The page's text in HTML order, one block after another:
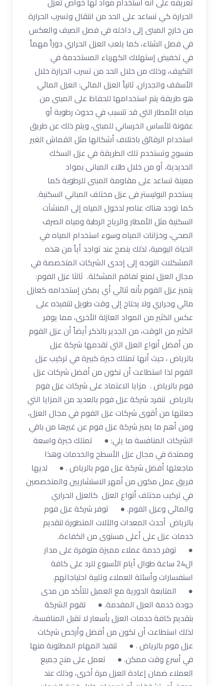
الحرارة كي تساعد على الحد من انتقال وتسرب الحرارة
من خارج المبنى إلى داخله في فصل الصيف والعكس
في فصل الشتاء، كما يلعب العزل الحراري دوراً مهماً
في تخفيض إستهلاك الكهرباء المستخدمة في
التكييف، وذلك من خلال الحد من تسرب الحرارة خلال
الأسقف والجدران. ثانياً العزل المائي: العزل المائي
هو طريقة يتم استخدامها للحفاظ على المبنى من
مياه الأمطار التي قد تتسبب في حدوث رطوبة أو
عفونة للأساس الخرساني للمبنى، ويتم ذلك عن طريق
استخدام الرقائق باختلاف أشكالها مثل القماش الغير
منسوج وتستخدم تلك الطريقة في عزل السكك
الحديدية، أو من خلال طلاء المبانى بمواد
معينة تساعد على مقاومة المبنى للرطوبة كما
يستخدم البوليستر فى عزل مختلف المباني السكنية.
كما توجد هناك عناصر لدخول المياه إلى المنشآت
السكنية مثل الأمطار والرياح الرطبة ومياه الصرف
الصحي، وخزانات المياه وسوء استخدام المياه في
الحياة اليومية، لذلك ينصح عند تواجد أياً من هذه
المشكلات التوجه إلى إحدى الشركات المتخصصة في
مجال العزل لمنع تفاقم المشكلة. ثالثا عزل الفوم:
يتميز عزل الفوم بأنه ثنائي أي يمكن إستخدامه كعازل
مائي وحراري ولا يحتاج إلى وقت طويل لتنفيذه على
عكس الكثير من المواد العازلة الأخرى، مما يوفر
الكثير من الوقت، من الجدير بالذكر أيضاً أن عزل الفوم
من أفضل أنواع العزل التي تقدمها شركة عزل
بالرياض ، حيث أنها تمتلك خبرة كبيرة في تركيب عزل
الفوم لذا استطاعت أن تكون من أفضل شركات عزل
فوم بالرياض . مزايا الاعتماد على شركات عزل فوم
بالرياض تنفرد شركة عزل فوم بالعديد من المزايا التي
جعلتها من أقوى شركات عزل الفوم في مجال العزل،
ومن أهم ما يميز شركة عزل فوم عن غيرها من باقي
الشركات المنافسة ما يلي: ● تمتلك خبرة واسعة
وممتدة في مجال عزل الأسطح والخدمات وهذا
ماجعلها أفضل شركة عزل فوم بالرياض . ● لديها
فريق عمل مكون من أمهر الاستشاريين والمتخصصين
في تركيب مختلف أنواع العزل كالعزل الحراري
والمائي وعزل الفوم. ● توفر شركة عزل فوم
بالرياض أحدث المعدات والآلات المتطورة لتقديم
خدمات عزل على أعلى مستوى من الكفاءة.
● توفر خدمة عملاء مميزة متوفرة على مدار
ال24 ساعة طوال أيام الأسبوع للرد على كافة
استفسارات وأسئلة العملاء وتلبية احتياجاتهم.
● المتابعة الدورية مع العميل للتأكد من مدى
جودة خدمة العزل المقدمة. ● تقوم الشركة
بتقديم كافة خدمات العزل بأسعار لا تقبل المنافسة،
لذلك استطاعت أن تكون من أفضل وأرخص شركات
عزل فوم بالرياض . ● تنفيذ المهام المطلوبة منها
في أسرع وقت ممكن. ● تعمل على منح جميع
العملاء ضمان إعادة العزل مرة أخرى، وذلك عند